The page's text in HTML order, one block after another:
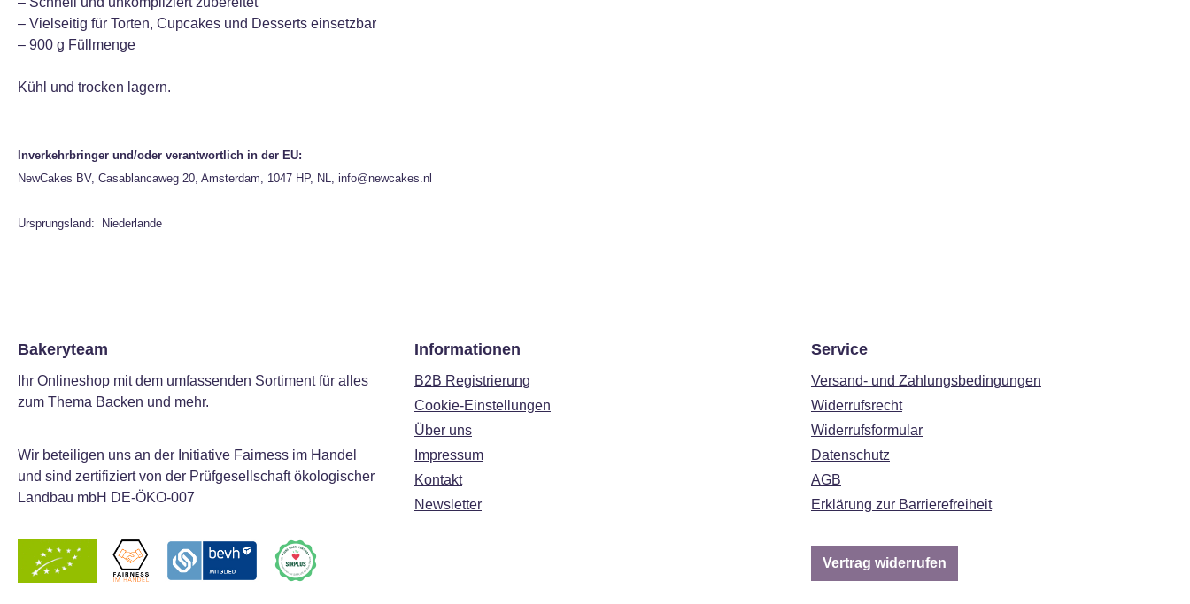
– Vielseitig für Torten, Cupcakes und Desserts einsetzbar
– 900 g Füllmenge
Kühl und trocken lagern.
Inverkehrbringer und/oder verantwortlich in der EU:
NewCakes BV, Casablancaweg 20, Amsterdam, 1047 HP, NL, info@newcakes.nl
Ursprungsland: Niederlande
Bakeryteam
Ihr Onlineshop mit dem umfassenden Sortiment für alles
zum Thema Backen und mehr.
Wir beteiligen uns an der Initiative Fairness im Handel
und sind zertifiziert von der Prüfgesellschaft ökologischer
Landbau mbH DE-ÖKO-007
Informationen
B2B Registrierung
Cookie-Einstellungen
Über uns
Impressum
Kontakt
Newsletter
Service
Versand- und Zahlungsbedingungen
Widerrufsrecht
Widerrufsformular
Datenschutz
AGB
Erklärung zur Barrierefreiheit
Vertrag widerrufen